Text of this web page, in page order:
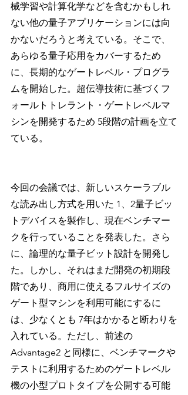
械学習や計算化学などを含むかもしれ
ない他の量子アプリケーションには向
かないだろうと考えている。そこで、
あらゆる量子応用をカバーするため
に、長期的なゲートレベル・プログラ
ムを開始した。超伝導技術に基づくフ
ォールトトレラント・ゲートレベルマ
シンを開発するため 5段階の計画を立て
ている。
今回の会議では、新しいスケーラブル
な読み出し方式を用いた 1、2量子ビッ
トデバイスを製作し、現在ベンチマー
クを行っていることを発表した。さら
に、論理的な量子ビット設計を開発し
た。しかし、それはまだ開発の初期段
階であり、商用に使えるフルサイズの
ゲート型マシンを利用可能にするに
は、少なくとも 7年はかかると断わりを
入れている。ただし、前述の
Advantage2 と同様に、ベンチマークや
テストに利用するためのゲートレベル
機の小型プロトタイプを公開する可能